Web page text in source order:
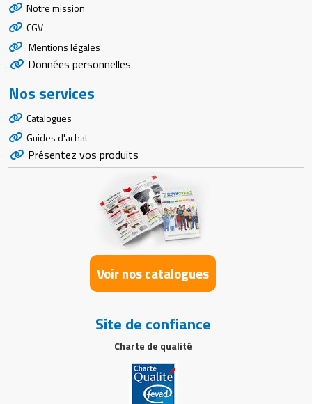
Notre mission
CGV
Mentions légales
Données personnelles
Nos services
Catalogues
Guides d'achat
Présentez vos produits
Voir nos catalogues
Site de confiance
Charte de qualité